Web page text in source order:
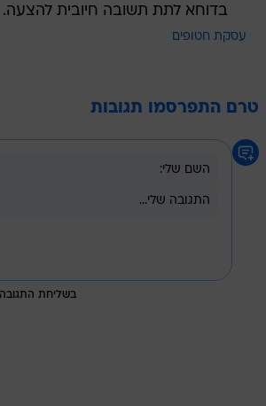
בדוחא לתת תשובה חיובית להצעה.
עסקת חטופים
טרם התפרסמו תגובות
בשליחת